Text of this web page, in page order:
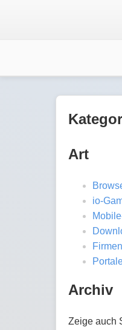
Art
io-
Firmen
Archiv
Zeige auch